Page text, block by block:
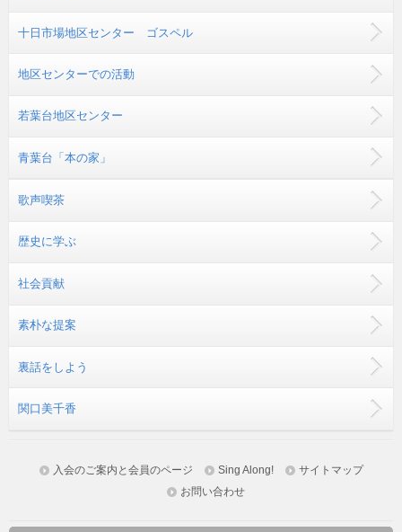
十日市場地区センター ゴスペル
地区センターでの活動
若葉台地区センター
青葉台「本の家」
歌声喫茶
歴史に学ぶ
社会貢献
素朴な提案
裏話をしよう
関口美千香
入会のご案内と会員のページ Sing Along!
サイトマップ
お問い合わせ